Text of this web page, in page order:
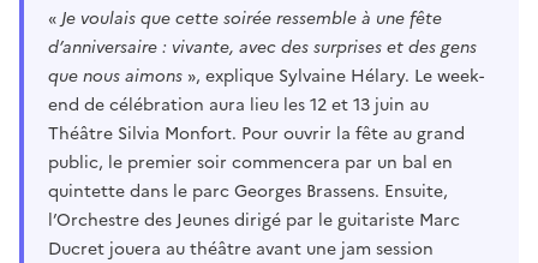
«Je voulais que cette soirée ressemble à une fête
d’anniversaire : vivante, avec des surprises et des gens
que nous aimons », explique Sylvaine Hélary. Le week-
end de célébration aura lieu les 12 et 13 juin au
Théâtre Silvia Monfort. Pour ouvrir la fête au grand
public, le premier soir commencera par un bal en
quintette dans le parc Georges Brassens. Ensuite,
l’Orchestre des Jeunes dirigé par le guitariste Marc
Ducret jouera au théâtre avant une jam session